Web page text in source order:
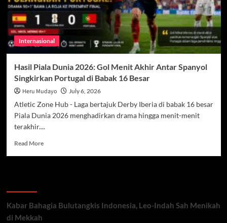
Internasional
Hasil Piala Dunia 2026: Gol Menit Akhir Antar Spanyol
Singkirkan Portugal di Babak 16 Besar
Heru Mudayo July 6, 2026
Atletic Zone Hub - Laga bertajuk Derby Iberia di babak 16 besar
Piala Dunia 2026 menghadirkan drama hingga menit-menit
terakhir....
Read MoreRead
Gol
Kabar Bahagia Bulutangkis Indonesia, Leo-Indah Sah Menikah
di Mekkah